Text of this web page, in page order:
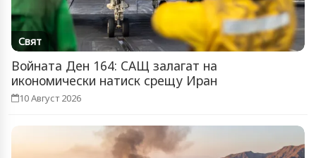
Свят
Войната Ден 164: САЩ залагат на
икономически натиск срещу Иран
10 Август 2026